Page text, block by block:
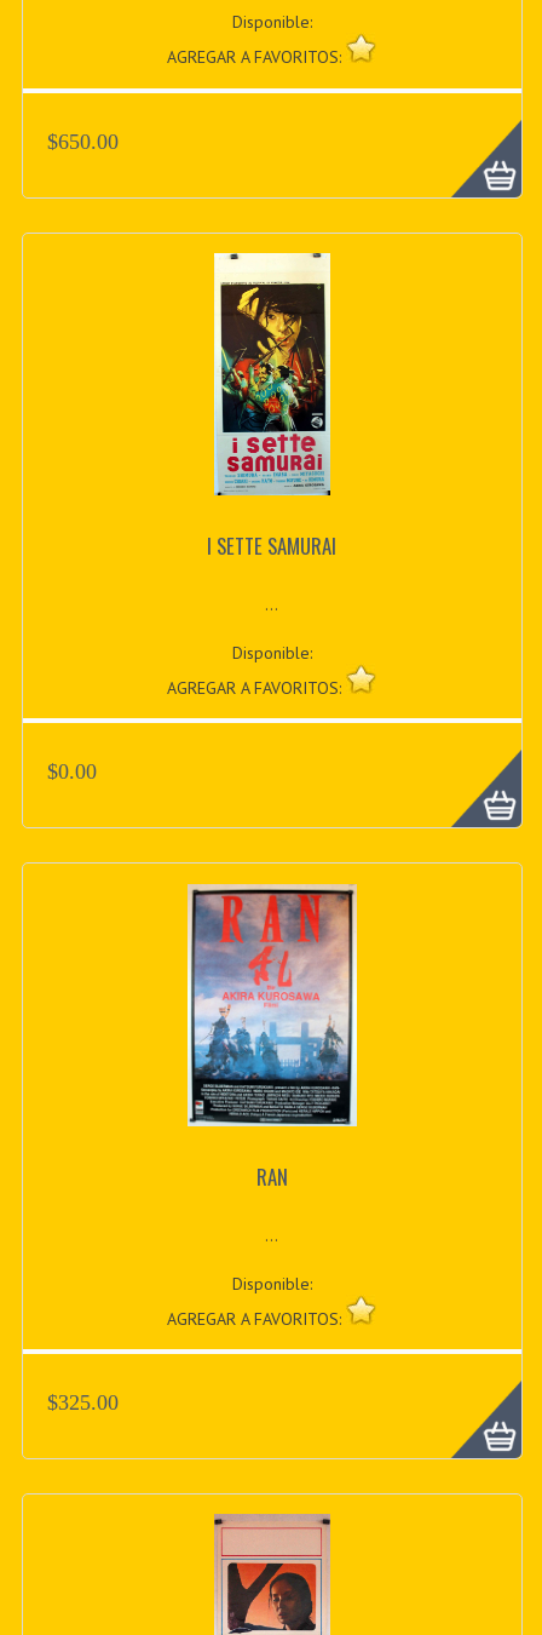
Disponible:
AGREGAR A FAVORITOS:
$650.00
I SETTE SAMURAI
...
Disponible:
AGREGAR A FAVORITOS:
$0.00
RAN
...
Disponible:
AGREGAR A FAVORITOS:
$325.00